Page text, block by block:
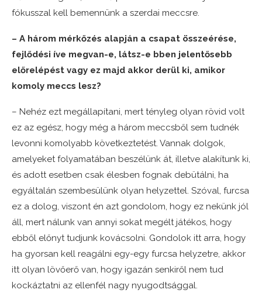
fókusszal kell bemennünk a szerdai meccsre.
– A három mérkőzés alapján a csapat összeérése,
fejlődési íve megvan-e, látsz-e bben jelentősebb
előrelépést vagy ez majd akkor derül ki, amikor
komoly meccs lesz?
– Nehéz ezt megállapítani, mert tényleg olyan rövid volt
ez az egész, hogy még a három meccsből sem tudnék
levonni komolyabb következtetést. Vannak dolgok,
amelyeket folyamatában beszélünk át, illetve alakítunk ki,
és adott esetben csak élesben fognak debütálni, ha
egyáltalán szembesülünk olyan helyzettel. Szóval, furcsa
ez a dolog, viszont én azt gondolom, hogy ez nekünk jól
áll, mert nálunk van annyi sokat megélt játékos, hogy
ebből előnyt tudjunk kovácsolni. Gondolok itt arra, hogy
ha gyorsan kell reagálni egy-egy furcsa helyzetre, akkor
itt olyan lövőerő van, hogy igazán senkiről nem tud
kockáztatni az ellenfél nagy nyugodtsággal.